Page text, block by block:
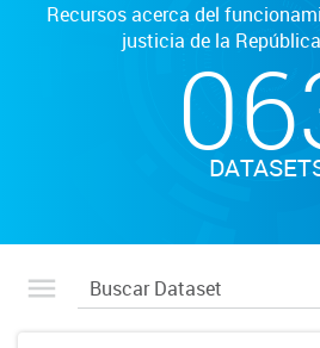
Recursos acerca del
justicia de la